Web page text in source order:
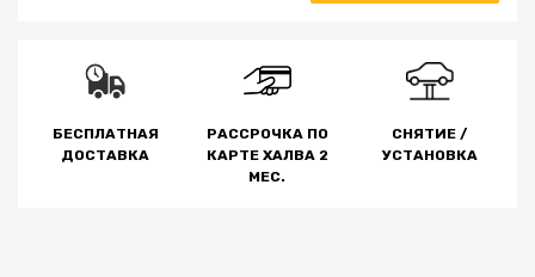
БЕСПЛАТНАЯ
ДОСТАВКА
РАССРОЧКА ПО
КАРТЕ ХАЛВА 2
МЕС.
СНЯТИЕ /
УСТАНОВКА